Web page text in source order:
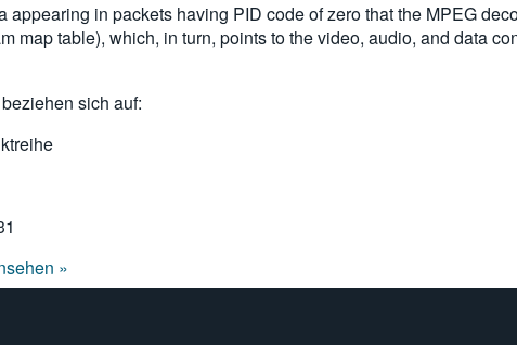
appearing in packets having PID code of zero that the MPEG
map table), which, in turn, points to the video, audio, and data
sich auf:
»